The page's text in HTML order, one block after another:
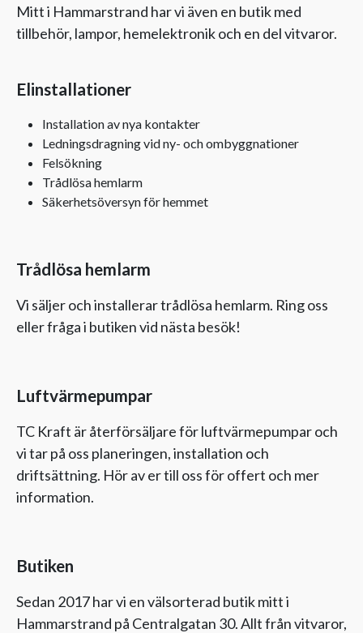
Mitt i Hammarstrand har vi även en butik med
tillbehör, lampor, hemelektronik och en del vitvaror.
Elinstallationer
Installation av nya kontakter
Ledningsdragning vid ny- och ombyggnationer
Felsökning
Trådlösa hemlarm
Säkerhetsöversyn för hemmet
Trådlösa hemlarm
Vi säljer och installerar trådlösa hemlarm. Ring oss
eller fråga i butiken vid nästa besök!
Luftvärmepumpar
TC Kraft är återförsäljare för luftvärmepumpar och
vi tar på oss planeringen, installation och
driftsättning. Hör av er till oss för offert och mer
information.
Butiken
Sedan 2017 har vi en välsorterad butik mitt i
Hammarstrand på Centralgatan 30. Allt från vitvaror,